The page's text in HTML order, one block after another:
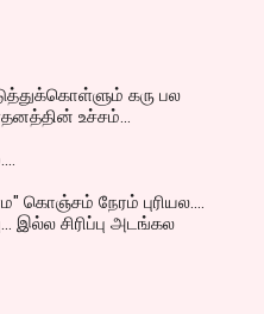
கரு பல
உச்சம்...
நேரம் புரியல....
இல்ல சிரிப்பு அடங்கல